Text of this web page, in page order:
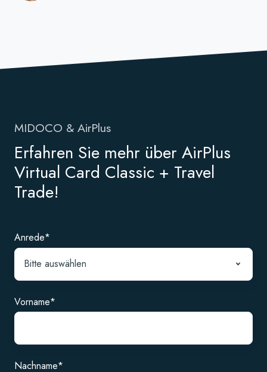
MIDOCO & AirPlus
Erfahren Sie mehr über AirPlus
Virtual Card Classic + Travel
Trade!
Anrede*
Vorname*
Nachname*